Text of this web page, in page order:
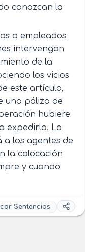
conozcan la
o empleados
intervengan
de la
los vicios
este artículo,
una póliza de
hubiere
expedirla. La
a los agentes de
la colocación
y cuando
Sentencias